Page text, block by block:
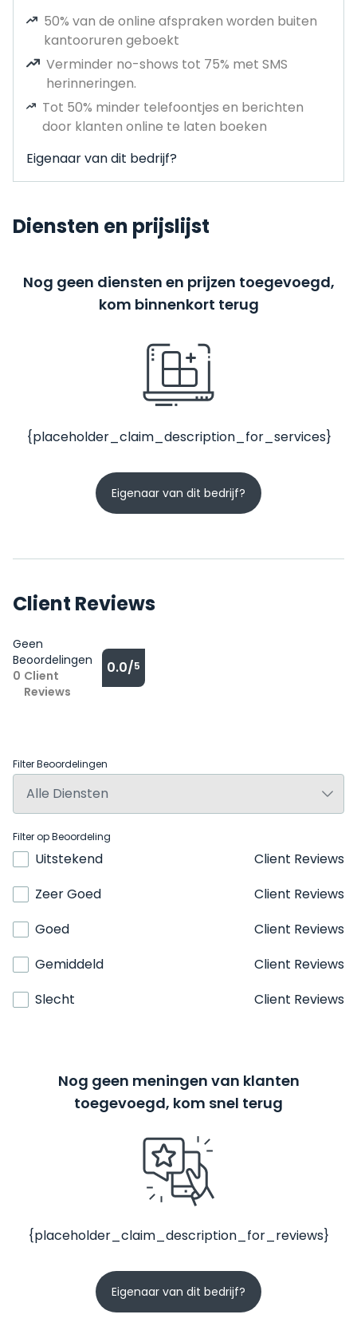
50% van de online afspraken worden buiten
kantooruren geboekt
Verminder no-shows tot 75% met SMS
herinneringen.
Tot 50% minder telefoontjes en berichten
door klanten online te laten boeken
Eigenaar van dit bedrijf?
Diensten en prijslijst
Nog geen diensten en prijzen toegevoegd,
kom binnenkort terug
{placeholder_claim_description_for_services}
Eigenaar van dit bedrijf?
Client Reviews
Geen
Beoordelingen
0 Client
Reviews
0.0/5
Filter Beoordelingen
Filter op Beoordeling
Uitstekend
Client Reviews
Zeer Goed
Client Reviews
Goed
Client Reviews
Gemiddeld
Client Reviews
Slecht
Client Reviews
Nog geen meningen van klanten
toegevoegd, kom snel terug
{placeholder_claim_description_for_reviews}
Eigenaar van dit bedrijf?